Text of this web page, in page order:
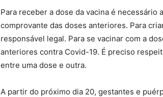
Para receber a dose da vacina é
comprovante das doses anteriores. Para
responsável legal. Para se vacinar com a
anteriores contra Covid-19. É preciso
entre uma dose e outra.
A partir do próximo dia 20, gestantes e